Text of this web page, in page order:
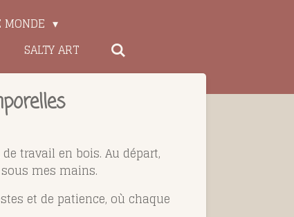
MONDE
SALTY ART
travail en bois. Au départ,
mes mains.
et de patience, où chaque